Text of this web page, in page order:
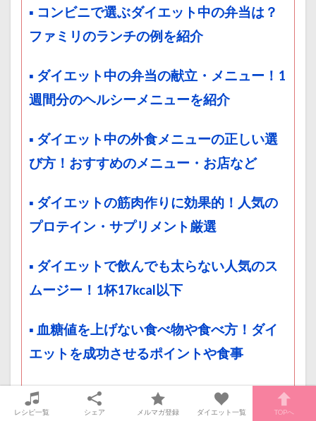
▪ コンビニで選ぶダイエット中の弁当は？
ファミリのランチの例を紹介
▪ ダイエット中の弁当の献立・メニュー！1
週間分のヘルシーメニューを紹介
▪ ダイエット中の外食メニューの正しい選
び方！おすすめのメニュー・お店など
▪ ダイエットの筋肉作りに効果的！人気の
プロテイン・サプリメント厳選
▪ ダイエットで飲んでも太らない人気のス
ムージー！1杯17kcal以下
▪ 血糖値を上げない食べ物や食べ方！ダイ
エットを成功させるポイントや食事
▪ ダイエット中の夜ご飯の時間帯は何時ま
で！朝と昼は何時が最適
レシピ一覧 シェア メルマガ登録 ダイエット一覧 TOPへ